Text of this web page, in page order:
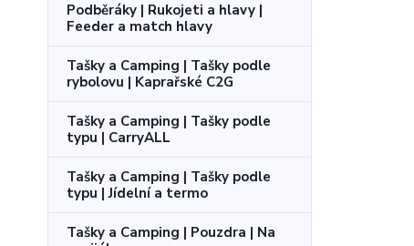
Podběráky | Rukojeti a hlavy |
Feeder a match hlavy
Tašky a Camping | Tašky podle
rybolovu | Kaprařské C2G
Tašky a Camping | Tašky podle
typu | CarryALL
Tašky a Camping | Tašky podle
typu | Jídelní a termo
Tašky a Camping | Pouzdra | Na